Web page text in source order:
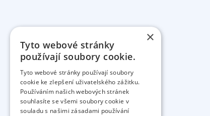
×
Tyto webové stránky
používají soubory cookie.
Tyto webové stránky používají soubory
cookie ke zlepšení uživatelského zážitku.
Používáním našich webových stránek
souhlasíte se všemi soubory cookie v
souladu s našimi zásadami používání